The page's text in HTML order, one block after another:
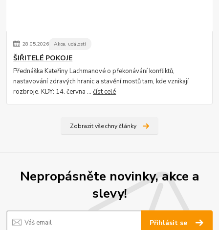
28.05.2026 Akce, události
ŠIŘITELÉ POKOJE
Přednáška Kateřiny Lachmanové o překonávání konfliktů,
nastavování zdravých hranic a stavění mostů tam, kde vznikají
rozbroje. KDY: 14. června ...číst celé
Zobrazit všechny články
Nepropásněte novinky, akce a
slevy!
Přihlásit se